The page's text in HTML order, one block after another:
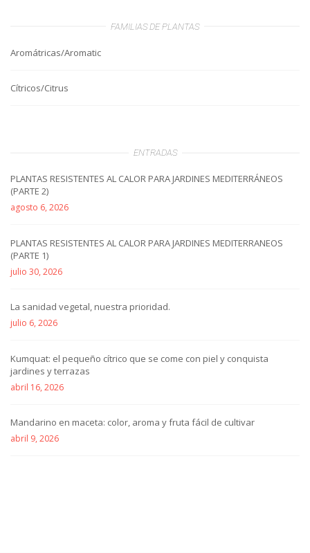
FAMILIAS DE PLANTAS
Aromátricas/Aromatic
Cítricos/Citrus
ENTRADAS
PLANTAS RESISTENTES AL CALOR PARA JARDINES MEDITERRÁNEOS
(PARTE 2)
agosto 6, 2026
PLANTAS RESISTENTES AL CALOR PARA JARDINES MEDITERRANEOS
(PARTE 1)
julio 30, 2026
La sanidad vegetal, nuestra prioridad.
julio 6, 2026
Kumquat: el pequeño cítrico que se come con piel y conquista
jardines y terrazas
abril 16, 2026
Mandarino en maceta: color, aroma y fruta fácil de cultivar
abril 9, 2026